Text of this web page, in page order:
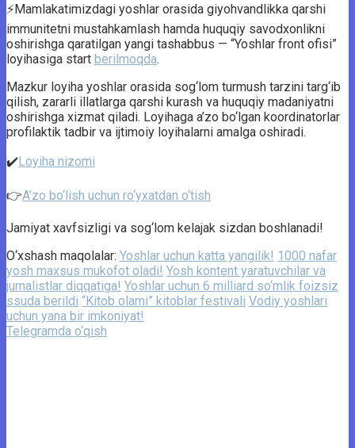
⚡️Mamlakatimizdagi yoshlar orasida giyohvandlikka qarshi
immunitetni mustahkamlash hamda huquqiy savodxonlikni
oshirishga qaratilgan yangi tashabbus — “Yoshlar front ofisi”
loyihasiga start berilmoqda.
Mazkur loyiha yoshlar orasida sog‘lom turmush tarzini targ‘ib
qilish, zararli illatlarga qarshi kurash va huquqiy madaniyatni
oshirishga xizmat qiladi. Loyihaga a’zo bo‘lgan koordinatorlar
profilaktik tadbir va ijtimoiy loyihalarni amalga oshiradi.
✔️Loyiha nizomi
👉A’zo bo‘lish uchun ro‘yxatdan o‘tish
Jamiyat xavfsizligi va sog‘lom kelajak sizdan boshlanadi!
O‘xshash maqolalar: Yoshlar uchun katta yangilik! 1000 nafar
yosh maxsus mukofot oladi! Yosh kontent yaratuvchilar va
jurnalistlar diqqatiga! Yoshlar uchun 6 milliard so‘mlik foizsiz
ssuda berildi “Kitob olami” kitoblar festivali Vodiy yoshlari
uchun yana bir imkoniyat!
Telegramda o‘qish